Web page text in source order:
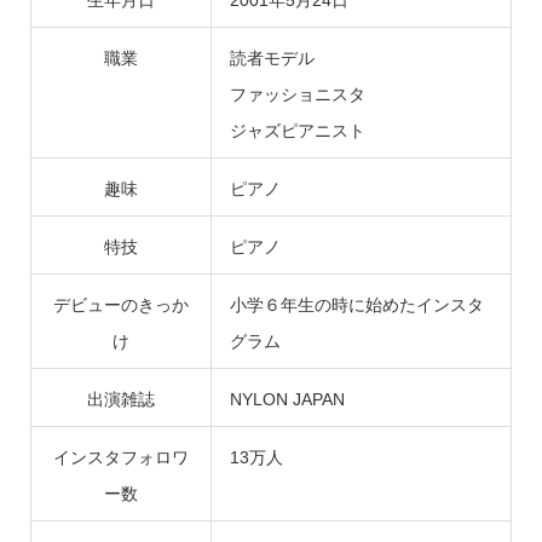
職業
読者モデル
ファッショニスタ
ジャズピアニスト
趣味 ピアノ
特技 ピアノ
デビューのきっか
け
小学６年生の時に始めたインスタ
グラム
出演雑誌 NYLON JAPAN
インスタフォロワ
ー数
13万人